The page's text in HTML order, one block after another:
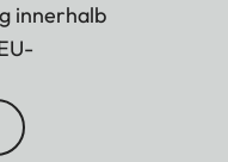
innerhalb